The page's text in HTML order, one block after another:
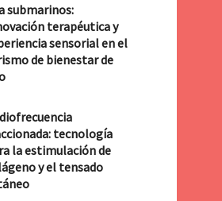
submarinos:
terapéutica y
sensorial en el
de bienestar de
tecnología
la estimulación de
y el tensado